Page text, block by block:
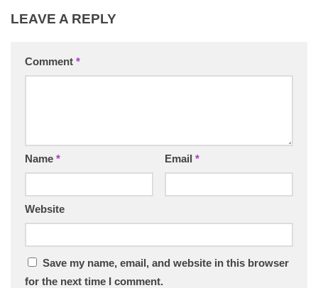
LEAVE A REPLY
Comment *
Name * Email *
Website
Save my name, email, and website in this browser
for the next time I comment.